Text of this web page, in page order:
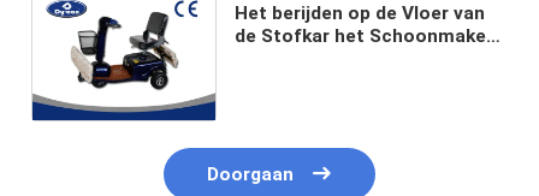
Het berijden op de Vloer van
de Stofkar het Schoonmaken
Doorgaan